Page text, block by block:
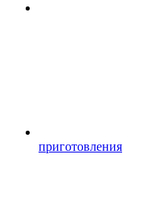
приготовления